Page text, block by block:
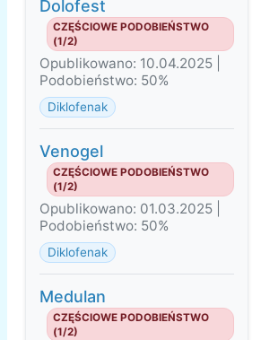
Dolofest
CZĘŚCIOWE PODOBIEŃSTWO
(1/2)
Opublikowano: 10.04.2025 |
Podobieństwo: 50%
Diklofenak
Venogel
CZĘŚCIOWE PODOBIEŃSTWO
(1/2)
Opublikowano: 01.03.2025 |
Podobieństwo: 50%
Diklofenak
Medulan
CZĘŚCIOWE PODOBIEŃSTWO
(1/2)